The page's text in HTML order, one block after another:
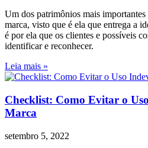
Um dos patrimônios mais importantes
marca, visto que é ela que entrega a
é por ela que os clientes e possíveis
identificar e reconhecer.
Leia mais »
Checklist: Como Evitar o
Marca
setembro 5, 2022